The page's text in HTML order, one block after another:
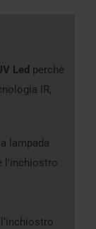
Led perché
IR,
lampada
l’inchiostro